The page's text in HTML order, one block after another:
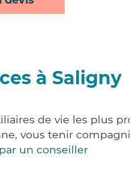
à Saligny
de vie les plus
vous tenir
un conseiller